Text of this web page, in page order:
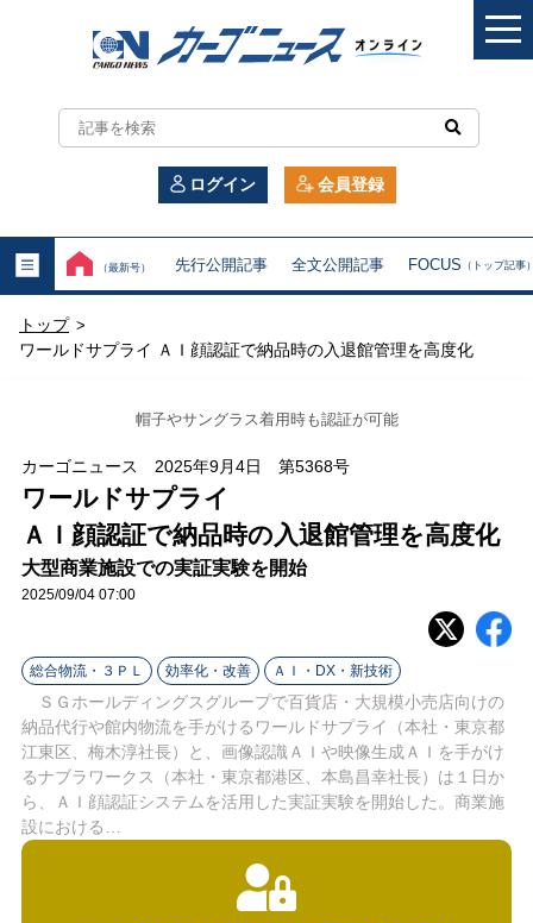
カ
ー
ニ
ュ
ー
ン
ラ
イ
ン
ログイン 会員登録
（最新号） 先行公開記事 全文公開記事 FOCUS （トップ記事
トップ >
ワールドサプライ ＡＩ顔認証で納品時の入退館管理を高度化
帽子やサングラス着用時も認証が可能
カーゴニュース 2025年9月4日 第5368号
ワールドサプライ
ＡＩ顔認証で納品時の入退館管理を高度化
大型商業施設での実証実験を開始
2025/09/04 07:00
総合物流・３ＰＬ 効率化・改善 ＡＩ・DX・新技術
ＳＧホールディングスグループで百貨店・大規模小売店向けの
納品代行や館内物流を手がけるワールドサプライ（本社・東京都
江東区、梅木淳社長）と、画像認識ＡＩや映像生成ＡＩを手がけ
るナブラワークス（本社・東京都港区、本島昌幸社長）は１日か
ら、ＡＩ顔認証システムを活用した実証実験を開始した。商業施
設における…